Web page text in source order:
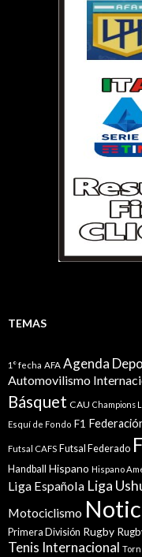
TEMAS
1° fecha AFA Agenda
Automovilismo
Básquet CAU Champions
Esquí de Fondo F1
Futsal CAFS Futsal Federado
Handball Hispano Hispano
Liga Española Liga
Motociclismo
Primera División Rugby
Tenis Internacional